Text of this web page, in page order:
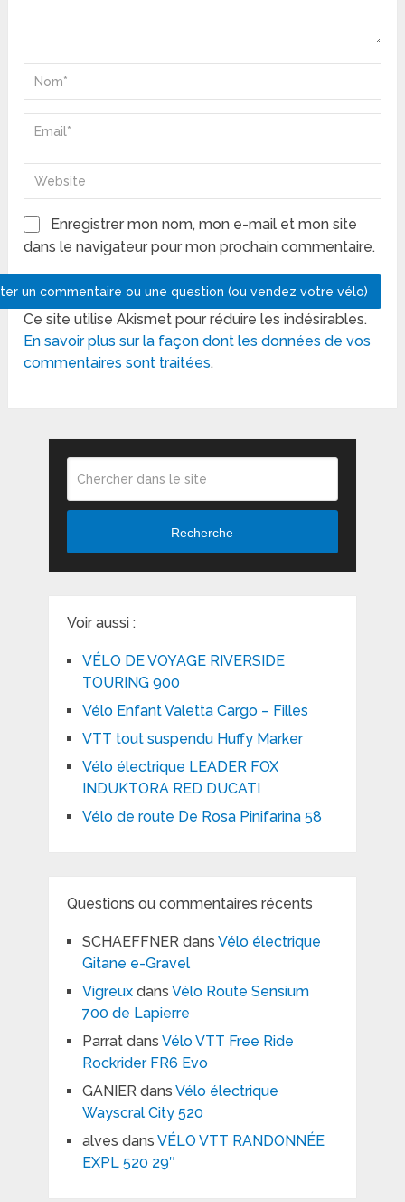
Enregistrer mon nom, mon e-mail et mon site
dans le navigateur pour mon prochain commentaire.
Ce site utilise Akismet pour réduire les indésirables.
En savoir plus sur la façon dont les données de vos
commentaires sont traitées.
Recherche
Voir aussi :
VÉLO DE VOYAGE RIVERSIDE
TOURING 900
Vélo Enfant Valetta Cargo – Filles
VTT tout suspendu Huffy Marker
Vélo électrique LEADER FOX
INDUKTORA RED DUCATI
Vélo de route De Rosa Pinifarina 58
Questions ou commentaires récents
SCHAEFFNERdans Vélo électrique
Gitane e-Gravel
Vigreuxdans Vélo Route Sensium
700 de Lapierre
Parratdans Vélo VTT Free Ride
Rockrider FR6 Evo
GANIERdans Vélo électrique
Wayscral City 520
alves dans VÉLO VTT RANDONNÉE
EXPL 520 29″